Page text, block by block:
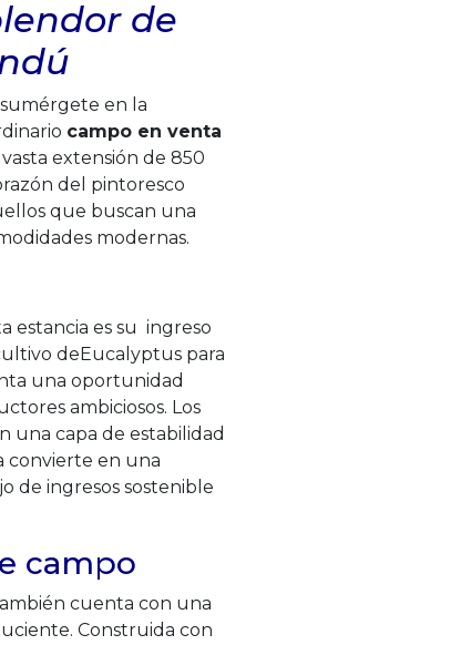
de
en la
campo en venta
extensión de 850
del pintoresco
que buscan una
modernas.
estancia es su ingreso
deEucalyptus para
una oportunidad
ambiciosos. Los
una capa de estabilidad
convierte en una
de ingresos sostenible
campo
cuenta con una
Construida con